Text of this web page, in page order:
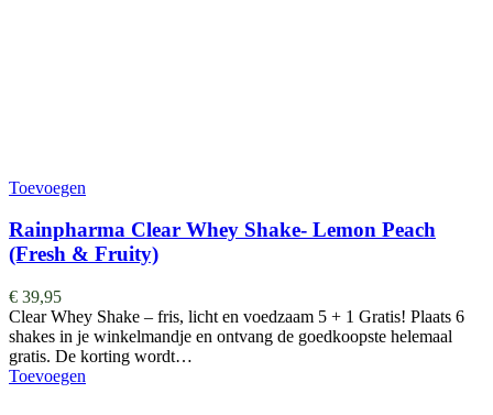
Toevoegen
Rainpharma Clear Whey Shake- Lemon Peach
(Fresh & Fruity)
€ 39,95
Clear Whey Shake – fris, licht en voedzaam 5 + 1 Gratis! Plaats 6
shakes in je winkelmandje en ontvang de goedkoopste helemaal
gratis. De korting wordt…
Toevoegen